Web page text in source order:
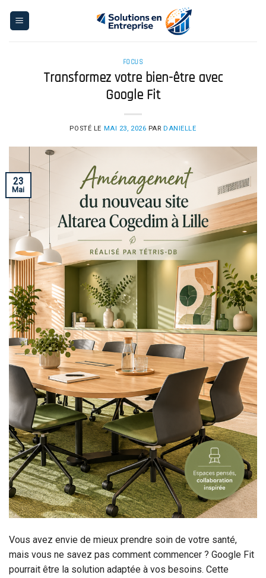
FOCUS
Transformez votre bien-être avec
Google Fit
POSTÉ LE MAI 23, 2026 PARDANIELLE
23
Mai
Vous avez envie de mieux prendre soin de votre santé,
mais vous ne savez pas comment commencer ? Google Fit
pourrait être la solution adaptée à vos besoins. Cette